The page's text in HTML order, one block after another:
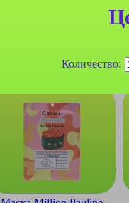
Количество:
Маска Mavellin Dragon
Fruit тканевая 30мл